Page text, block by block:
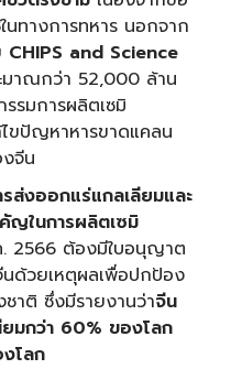
นทางการทหาร นอกจาก
CHIPS and Science
มาณกว่า 52,000 ล้าน
รมการผลิตเซมิ
ขปัญหาหารขาดแคลน
จีน
ส่งออกแร่แกลเลียมและ
ญในการผลิตเซมิ
2566 ต้องมีใบอนุญาต
ด้วยเหตุผลเพื่อปกป้อง
ชาติ ซึ่งมีรายงานว่าจีน
มกว่า 60% ของโลก
โลก